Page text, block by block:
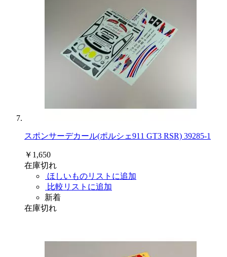
スポンサーデカール(ポルシェ911 GT3 RSR) 39285-1
￥1,650
在庫切れ
ほしいものリストに追加
比較リストに追加
新着
在庫切れ